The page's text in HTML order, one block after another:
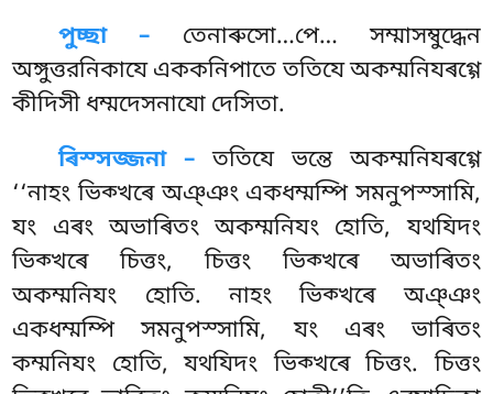
পুচ্ছা – তেনাৰুসো…পে…সম্মাসম্বুদ্ধেন
অঙ্গুত্তরনিকাযে এককনিপাতে ততিযে অকম্মনিযৰগ্গে
কীদিসী ধম্মদেসনাযো দেসিতা.
ৰিস্সজ্জনা –ততিযে ভন্তে অকম্মনিযৰগ্গে
‘‘নাহং ভিক্খৰে অঞ্ঞং একধম্মম্পি সমনুপস্সামি,
যং এৰং অভাৰিতং অকম্মনিযং হোতি, যথযিদং
ভিক্খৰে চিত্তং, চিত্তং ভিক্খৰে অভাৰিতং
অকম্মনিযং হোতি. নাহং ভিক্খৰে অঞ্ঞং
একধম্মম্পি সমনুপস্সামি, যং এৰং ভাৰিতং
কম্মনিযং হোতি, যথযিদং ভিক্খৰে চিত্তং. চিত্তং